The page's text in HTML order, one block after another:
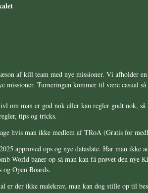
af kill team med nye missioner. Vi afholder
missioner. Turneringen kommer til være casual
om man er god nok eller kan regler godt nok,
tips og tricks.
hvis man ikke medlem af TRoA (Gratis for
approved ops og nye dataslate. Har man
World baner op så man kan få prøvet den nye
Open Boards.
er der ikke malekrav, man kan dog stille op til